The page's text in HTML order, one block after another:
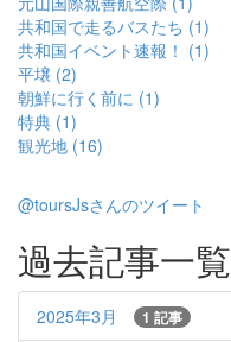
共和国で走るバスたち (1)
共和国イベント速報！ (1)
平壌 (2)
朝鮮に行く前に (1)
特典 (1)
観光地 (16)
@toursJsさんのツイート
過去記事一覧
2025年3月 1 記事